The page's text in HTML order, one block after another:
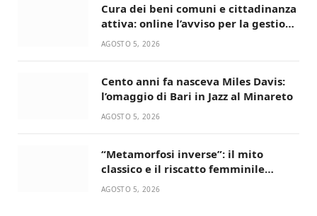
Cura dei beni comuni e cittadinanza
attiva: online l’avviso per la gestione
condivisa della Villetta di Laureto
AGOSTO 5, 2026
Cento anni fa nasceva Miles Davis:
l’omaggio di Bari in Jazz al Minareto
AGOSTO 5, 2026
“Metamorfosi inverse”: il mito
classico e il riscatto femminile
incantano la Selva di Fasano
AGOSTO 5, 2026